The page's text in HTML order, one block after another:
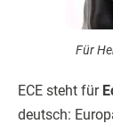
Für
ECE steht für
deutsch: